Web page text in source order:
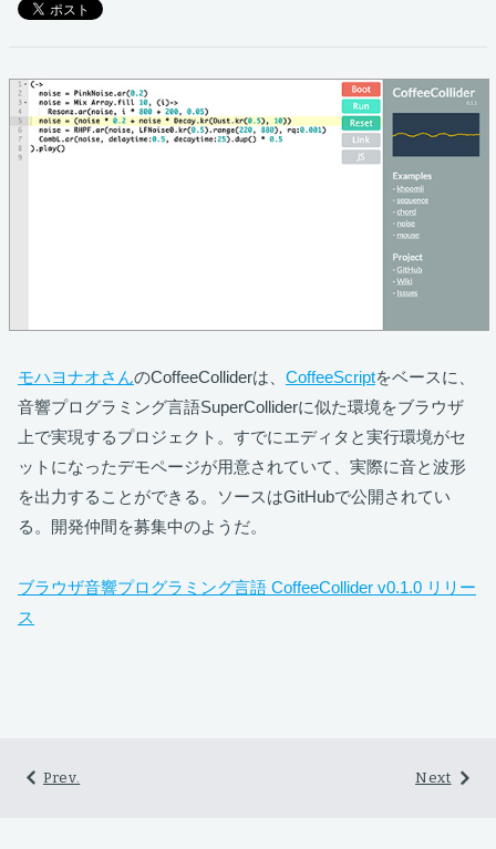
モハヨナオさんのCoffeeColliderは、 CoffeeScriptをベースに、
音響プログラミング言語SuperColliderに似た環境をブラウザ
上で実現するプロジェクト。すでにエディタと実行環境がセ
ットになったデモページが用意されていて、実際に音と波形
を出力することができる。ソースはGitHubで公開されてい
る。開発仲間を募集中のようだ。
ブラウザ音響プログラミング言語 CoffeeCollider v0.1.0 リリー
ス
Next
Prev.